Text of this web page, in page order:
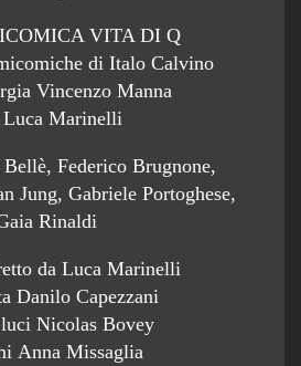
VITA DI Q
di Italo Calvino
Vincenzo Manna
Luca Marinelli
Federico Brugnone,
Jung, Gabriele Portoghese,
Rinaldi
da Luca Marinelli
Danilo Capezzani
luci Nicolas Bovey
Anna Missaglia